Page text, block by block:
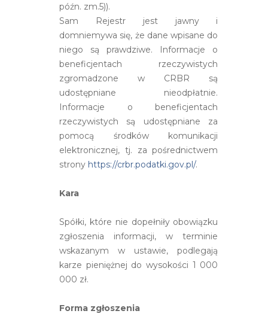
późn. zm.5)).
Sam Rejestr jest jawny i
domniemywa się, że dane wpisane do
niego są prawdziwe. Informacje o
beneficjentach rzeczywistych
zgromadzone w CRBR są
udostępniane nieodpłatnie.
Informacje o beneficjentach
rzeczywistych są udostępniane za
pomocą środków komunikacji
elektronicznej, tj. za pośrednictwem
strony https://crbr.podatki.gov.pl/.
Kara
Spółki, które nie dopełniły obowiązku
zgłoszenia informacji, w terminie
wskazanym w ustawie, podlegają
karze pieniężnej do wysokości 1 000
000 zł.
Forma zgłoszenia